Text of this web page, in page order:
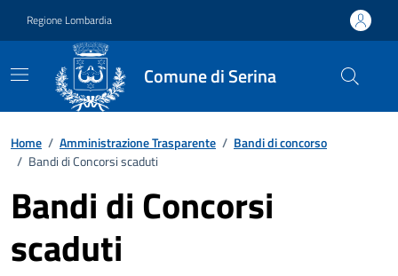
Regione Lombardia
Comune di Serina
Home / Amministrazione Trasparente / Bandi di concorso
/ Bandi di Concorsi scaduti
Bandi di Concorsi
scaduti